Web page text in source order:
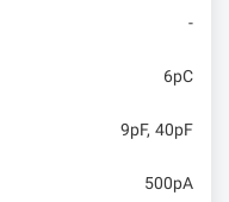
-
6pC
9pF, 40pF
500pA